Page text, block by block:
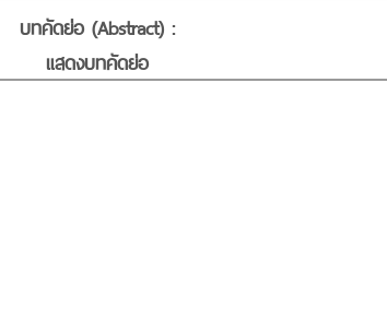
บทคัดย่อ (Abstract) :
แสดงบทคัดย่อ